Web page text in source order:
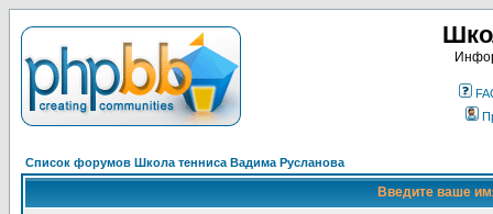
Список форумов Школа тенниса Вадима Русланова
Введите ваше